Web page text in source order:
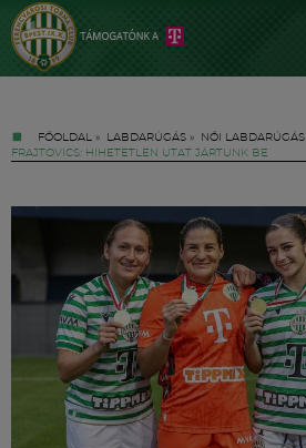
FŐOLDAL » LABDARÚGÁS » NŐI LABDARÚGÁS
FRAJTOVICS: HIHETETLEN UTAT JÁRTUNK BE
Jegyek
FM YouTube +